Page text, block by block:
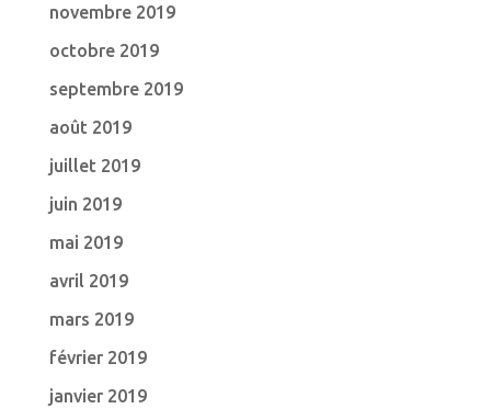
novembre 2019
octobre 2019
septembre 2019
août 2019
juillet 2019
juin 2019
mai 2019
avril 2019
mars 2019
février 2019
janvier 2019